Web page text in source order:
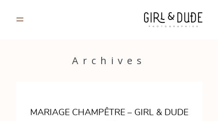
Archives
MARIAGE CHAMPÊTRE – GIRL & DUDE
INFOS